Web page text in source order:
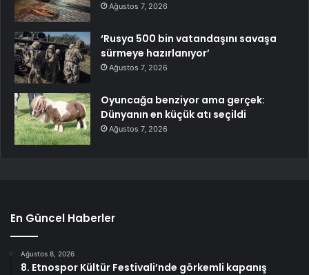
Ağustos 7, 2026
‘Rusya 500 bin vatandaşını savaşa
sürmeye hazırlanıyor’
Ağustos 7, 2026
Oyuncağa benziyor ama gerçek:
Dünyanın en küçük atı seçildi
Ağustos 7, 2026
En Güncel Haberler
Ağustos 8, 2026
8. Etnospor Kültür Festivali’nde görkemli kapanış